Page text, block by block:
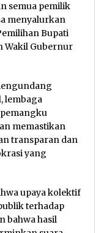
semua pemilik
menyalurkan
Bupati
Wakil Gubernur
lembaga
memastikan
transparan dan
yang
upaya kolektif
terhadap
bahwa hasil